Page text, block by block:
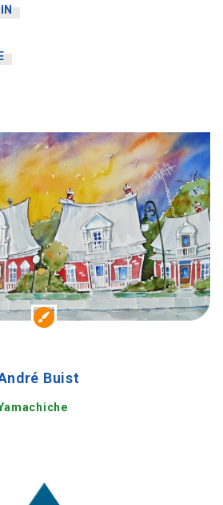
Buist